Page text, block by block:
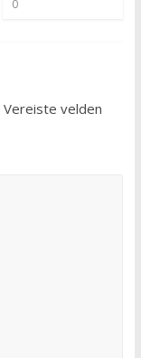
0
Vereiste velden